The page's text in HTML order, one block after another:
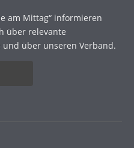
am Mittag“ informieren
über relevante
über unseren Verband.